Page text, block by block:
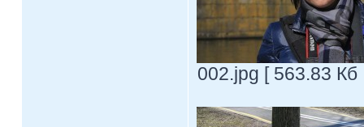
002.jpg [ 563.83